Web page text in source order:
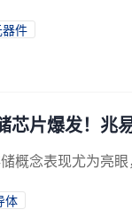
件
芯片爆发！兆
概念表现尤为亮
体